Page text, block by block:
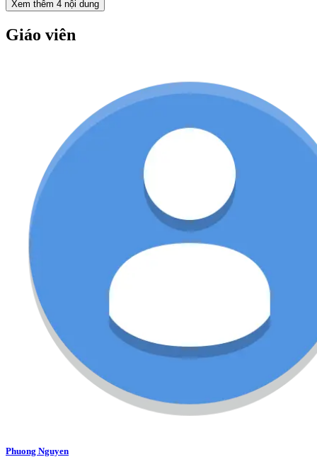
Xem thêm 4 nội dung
Giáo viên
Phuong Nguyen